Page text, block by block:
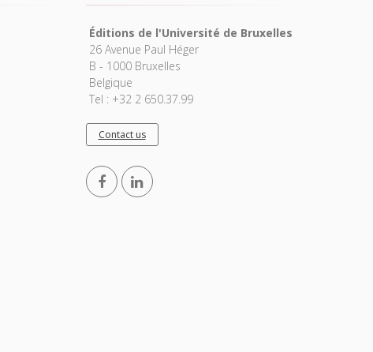
Éditions de l'Université de Bruxelles
26 Avenue Paul Héger
B - 1000 Bruxelles
Belgique
Tel : +32 2 650.37.99
Contact us